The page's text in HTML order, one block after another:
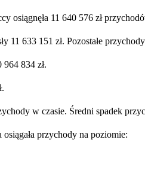
osiągnęła 11 640 576 zł
11 633 151 zł. Pozostałe
834 zł.
w czasie. Średni spadek
przychody na poziomie: